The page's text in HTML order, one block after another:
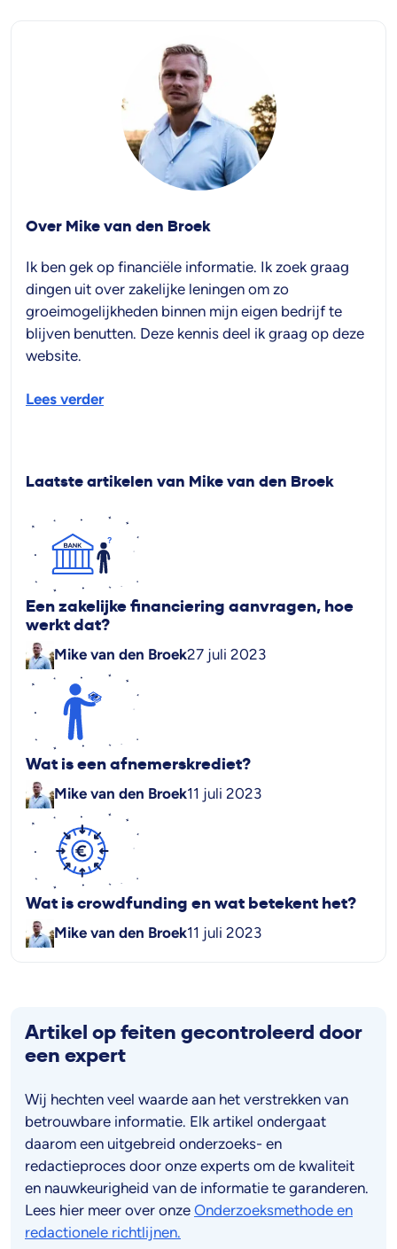
Over Mike van den Broek
Ik ben gek op financiële informatie. Ik zoek graag
dingen uit over zakelijke leningen om zo
groeimogelijkheden binnen mijn eigen bedrijf te
blijven benutten. Deze kennis deel ik graag op deze
website.
Lees verder
Laatste artikelen van Mike van den Broek
Een zakelijke financiering aanvragen, hoe
werkt dat?
Mike van den Broek27 juli 2023
Wat is een afnemerskrediet?
Mike van den Broek11 juli 2023
Wat is crowdfunding en wat betekent het?
Mike van den Broek11 juli 2023
Artikel op feiten gecontroleerd door
een expert
Wij hechten veel waarde aan het verstrekken van
betrouwbare informatie. Elk artikel ondergaat
daarom een uitgebreid onderzoeks- en
redactieproces door onze experts om de kwaliteit
en nauwkeurigheid van de informatie te garanderen.
Lees hier meer over onze Onderzoeksmethode en
redactionele richtlijnen.